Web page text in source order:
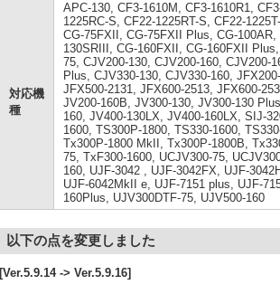
対応機
種
APC-130, CF3-1610M, CF3-1610R1,
1225RC-S, CF22-1225RT-S, CF22-
CG-75FXII, CG-75FXII Plus, CG-
130SRIII, CG-160FXII, CG-160FXII
75, CJV200-130, CJV200-160, CJV200-
Plus, CJV330-130, CJV330-160,
JFX500-2131, JFX600-2513, JFX600-
JV200-160B, JV300-130, JV300-130
160, JV400-130LX, JV400-160LX, SIJ-
1600, TS300P-1800, TS330-1600,
Tx300P-1800 MkII, Tx300P-1800B,
75, TxF300-1600, UCJV300-75,
160, UJF-3042 , UJF-3042FX, UJF-
UJF-6042MkII e, UJF-7151 plus, UJF-
160Plus, UJV300DTF-75, UJV500-160
以下の点を変更しました
[Ver.5.9.14 -> Ver.5.9.16]